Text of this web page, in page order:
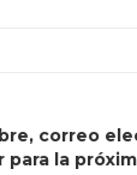
correo
para la